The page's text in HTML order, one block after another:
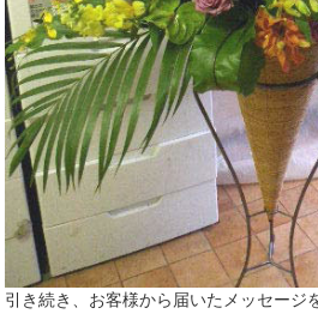
引き続き、お客様から届いたメッセージ